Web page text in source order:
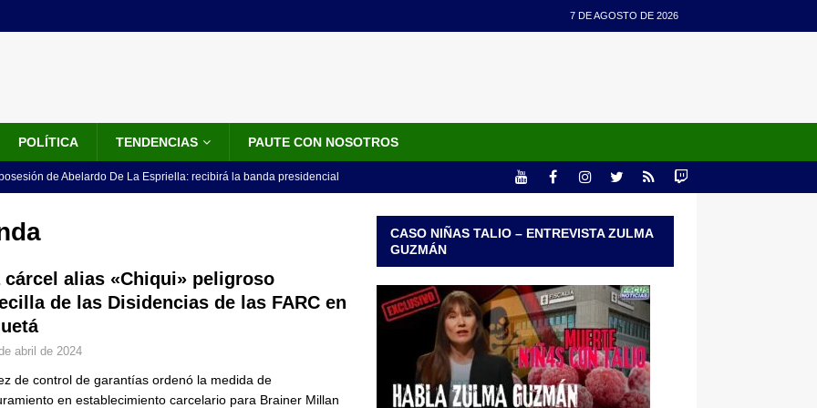
7 DE AGOSTO DE 2026
POLÍTICA TENDENCIAS PAUTE CON NOSOTROS
de Abelardo De La Espriella: recibirá la banda presidencial
no asistirá a la posesión de Abelardo de la Espriella y llama a
LO ÚLTIMO
de la banda presidencial que portará Abelardo De La
de un sastre colombiano reconocido en el mundo
Fiscalía amplía investigación por presunto lavado de activos y
cárcel alias «Chiqui» peligroso
de las Disidencias de las FARC en
abril de 2024
de control de garantías ordenó la medida de
en establecimiento carcelario para Brainer Millan
CASO NIÑAS TALIO – ENTREVISTA ZULMA
GUZMÁN